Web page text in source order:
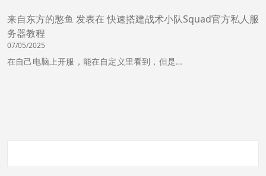
来自东方的憨鱼 发表在快速搭建战术小队Squad官方私人服
务器教程
07/05/2025
在自己电脑上开服，能在自定义里看到，但是…